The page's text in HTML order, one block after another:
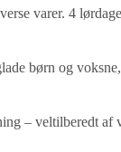
varer. 4
børn og
– veltilberedt